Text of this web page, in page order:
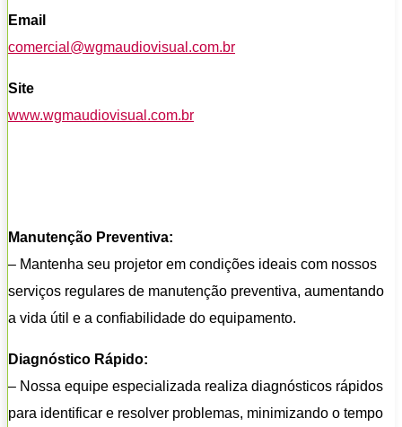
Email
comercial@wgmaudiovisual.com.br
Site
www.wgmaudiovisual.com.br
Manutenção Preventiva:
– Mantenha seu projetor em condições ideais com nossos
serviços regulares de manutenção preventiva, aumentando
a vida útil e a confiabilidade do equipamento.
Diagnóstico Rápido:
– Nossa equipe especializada realiza diagnósticos rápidos
para identificar e resolver problemas, minimizando o tempo